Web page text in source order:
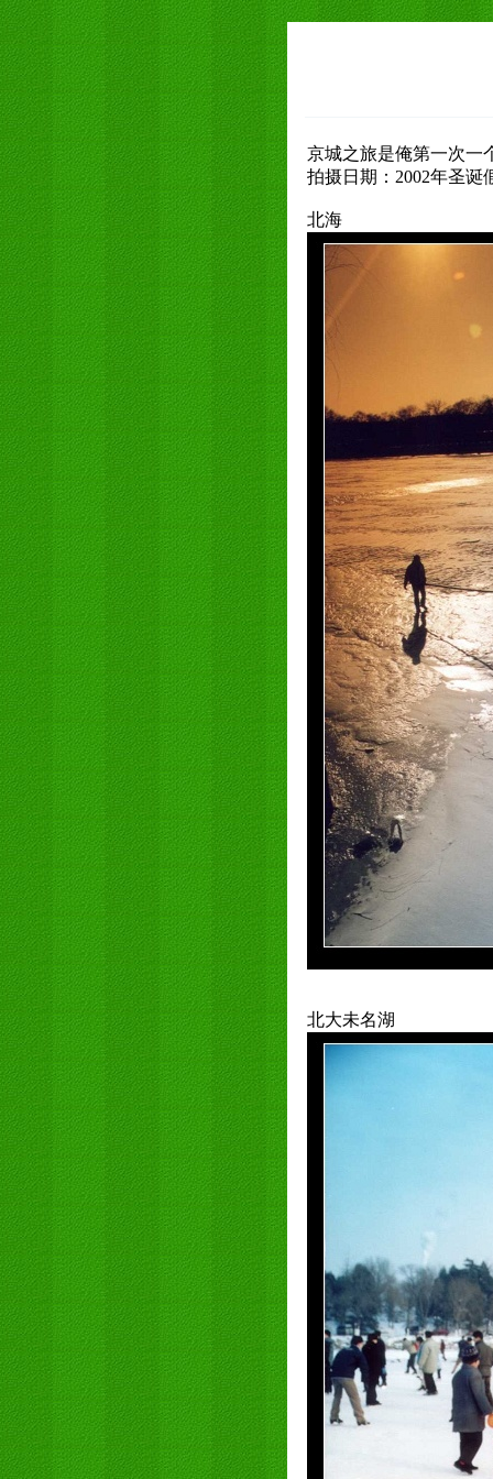
京城之旅是俺第一次一
拍摄日期：2002年圣诞
北海
北大未名湖